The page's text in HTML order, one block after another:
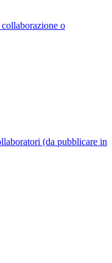
o
(da pubblicare in